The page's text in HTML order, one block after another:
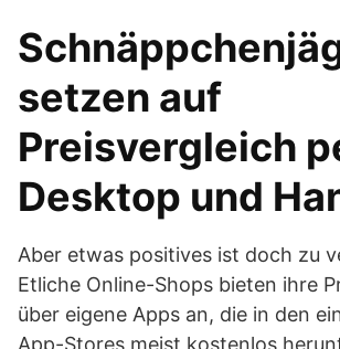
setzen auf
Preisvergleich
Desktop und
Aber etwas positives ist doch zu
Etliche Online-Shops bieten ihre
über eigene Apps an, die in den
App-Stores meist kostenlos